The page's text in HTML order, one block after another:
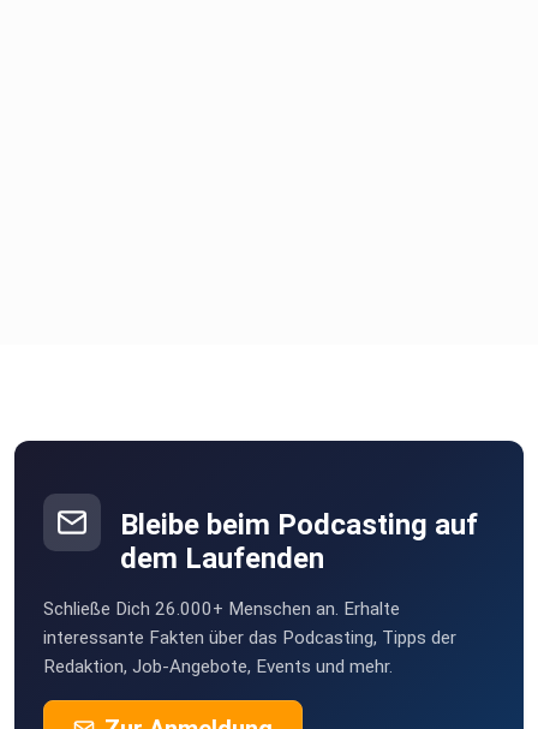
Bleibe beim Podcasting auf
dem Laufenden
Schließe Dich 26.000+ Menschen an. Erhalte
interessante Fakten über das Podcasting, Tipps der
Redaktion, Job-Angebote, Events und mehr.